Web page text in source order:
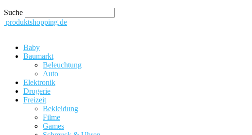
Suche
produktshopping.de
Baby
Baumarkt
Beleuchtung
Auto
Elektronik
Drogerie
Freizeit
Bekleidung
Filme
Games